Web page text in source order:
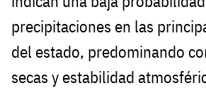
precipitaciones en las
del estado, predominando
secas y estabilidad